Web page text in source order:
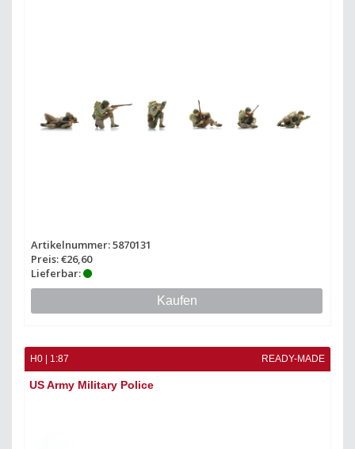
Artikelnummer: 5870131
Preis: €26,60
Lieferbar:
Kaufen
H0 | 1:87 READY-MADE
US Army Military Police